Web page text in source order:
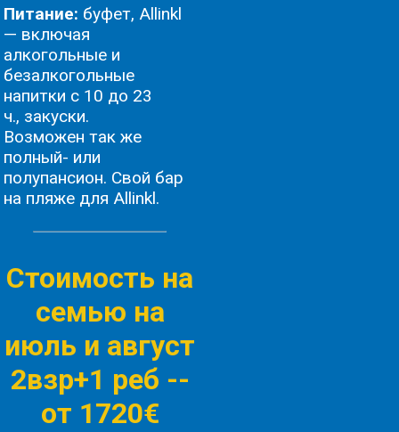
Питание: буфет, Allinkl
— включая
алкогольные и
безалкогольные
напитки с 10 до 23
ч., закуски.
Возможен так же
полный- или
полупансион. Свой бар
на пляже для Allinkl.
Стоимость на
семью на
июль и август
2взр+1 реб --
от 1720€